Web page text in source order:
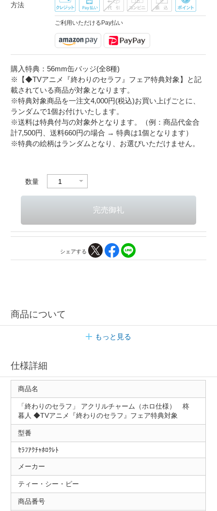
方法
ご利用いただけるPay払い
購入特典：56mm缶バッジ(全8種)
※【◆TVアニメ『終わりのセラフ』フェア特典対象】と記
載されている商品が対象となります。
※特典対象商品を一注文4,000円(税込)お買い上げごとに、
ランダムで1個お付けいたします。
※送料は特典付与の対象外となります。（例：商品代金合
計7,500円、送料660円の場合 → 特典は1個となります）
※特典の絵柄はランダムとなり、お選びいただけません。
数量
シェアする
商品について
もっと見る
仕様詳細
商品名
「終わりのセラフ」 アクリルチャーム（ホロ仕様） 柊
暮人 ◆TVアニメ『終わりのセラフ』フェア特典対象
型番
ｾﾗﾌｱｸﾁｬﾎﾛｸﾚﾄ
メーカー
ティー・シー・ピー
商品番号